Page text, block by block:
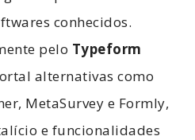
conhecidos.
pelo Typeform
alternativas como
MetaSurvey e Formly,
e funcionalidades